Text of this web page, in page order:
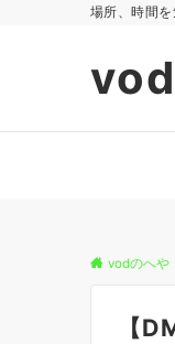
場所、時間
vodのへや
【